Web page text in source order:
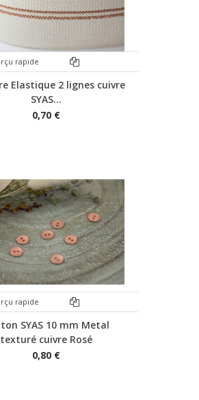
rapide
Elastique 2 lignes cuivre
SYAS...
0,70 €
rapide
SYAS 10 mm Metal
texturé cuivre Rosé
0,80 €